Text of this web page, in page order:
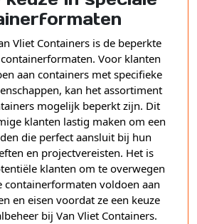
Vliet Containers is de beperkte
Voor klanten
aan containers met specifieke
kan het assortiment
mogelijk beperkt zijn. Dit
klanten lastig maken om een
die perfect aansluit bij hun
en projectvereisten. Het is
klanten om te overwegen
containerformaten voldoen aan
en eisen voordat ze een keuze
bij Van Vliet Containers.